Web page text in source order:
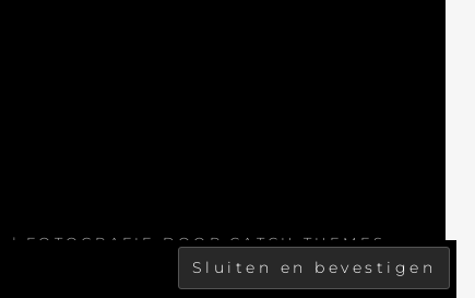
| FOTOGRAFIE DOOR CATCH THEMES